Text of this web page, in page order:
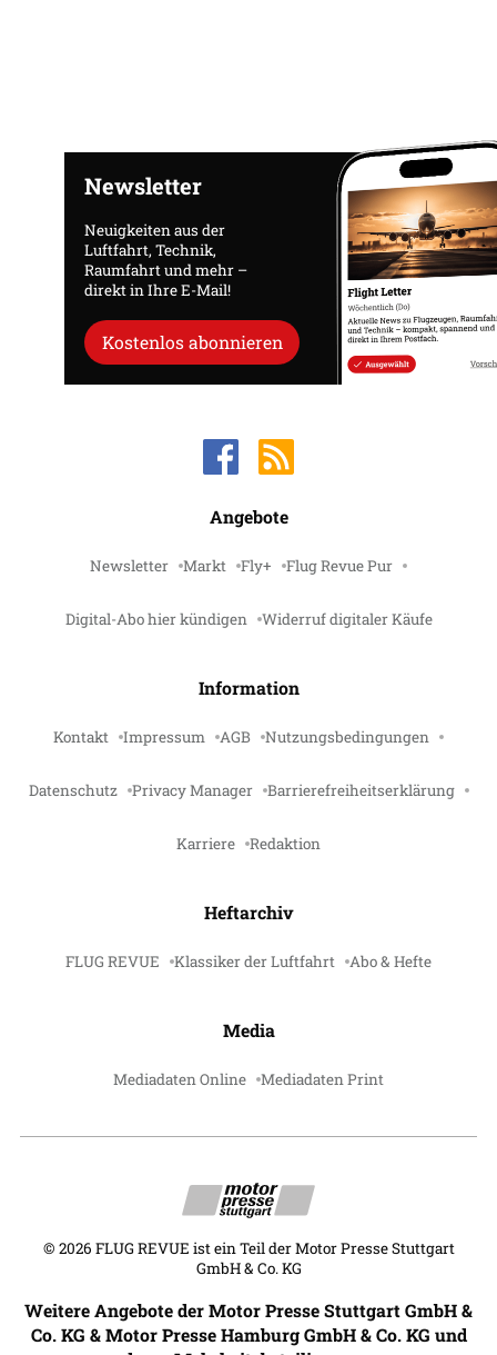
Newsletter
Neuigkeiten aus der
Luftfahrt, Technik,
Raumfahrt und mehr –
direkt in Ihre E-Mail!
Kostenlos abonnieren
Angebote
Newsletter Markt Fly+ Flug Revue Pur
Digital-Abo hier kündigen Widerruf digitaler Käufe
Information
Kontakt Impressum AGB Nutzungsbedingungen
Datenschutz Privacy Manager Barrierefreiheitserklärung
Karriere Redaktion
Heftarchiv
FLUG REVUE Klassiker der Luftfahrt Abo & Hefte
Media
Mediadaten Online Mediadaten Print
© 2026 FLUG REVUE ist ein Teil der Motor Presse Stuttgart
GmbH & Co. KG
Weitere Angebote der Motor Presse Stuttgart GmbH &
Co. KG & Motor Presse Hamburg GmbH & Co. KG und